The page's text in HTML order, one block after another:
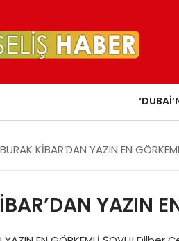
BURAK KİBAR’DAN YAZIN EN
YAZIN